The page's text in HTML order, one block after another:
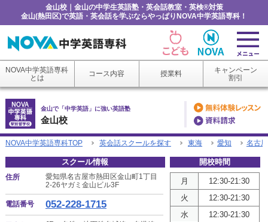
金山校｜金山の中学生英語塾・英会話教室・英検®対策
金山(熱田区)で英語・英会話を学ぶならやっぱりNOVA中学英語専科！
NOVA中学英語専科
とは
コース内容 授業料
キャンペーン
割引
金山校
金山で「中学英語」に強い英語塾
NOVA中学英語専科TOP 英会話スクールを探す 東海 愛知 名古屋
スクール情報
住所
愛知県名古屋市熱田区金山町1丁目
2-26ヤガミ金山ビル3F
電話番号 052-228-1715
開校時間
月
12:30-21:30
火
12:30-21:30
水
12:30-21:30